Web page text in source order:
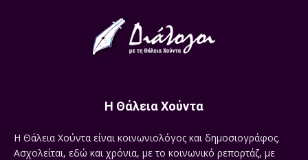
Η Θάλεια Χούντα
Η Θάλεια Χούντα είναι κοινωνιολόγος και δημοσιογράφος.
Ασχολείται, εδώ και χρόνια, με το κοινωνικό ρεπορτάζ, με